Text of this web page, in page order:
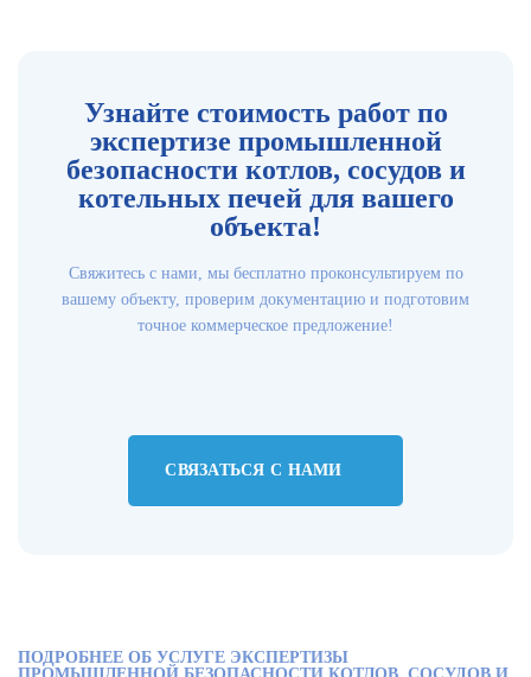
Узнайте стоимость работ по
экспертизе промышленной
безопасности котлов, сосудов и
котельных печей для вашего
объекта!
Свяжитесь с нами, мы бесплатно проконсультируем по
вашему объекту, проверим документацию и подготовим
точное коммерческое предложение!
СВЯЗАТЬСЯ С НАМИ
ПОДРОБНЕЕ ОБ УСЛУГЕ ЭКСПЕРТИЗЫ